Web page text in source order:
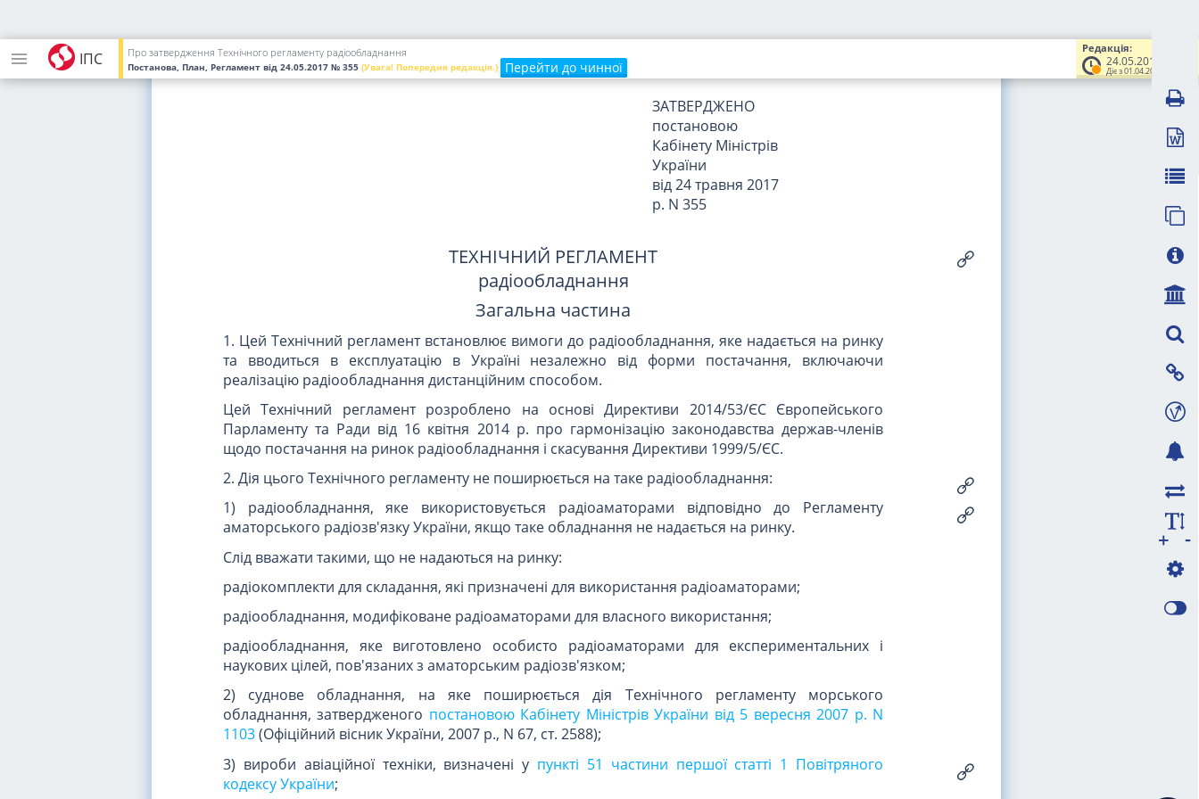
ІПС
Редакція:
24.05.2017
Діє з 01.04.2018
Про затвердження Технічного регламенту радіообладнання
Постанова, План, Регламент від 24.05.2017 № 355 (Увага! Попередня редакція.) Перейти до чинної
ЗАТВЕРДЖЕНО
постановою
Кабінету Міністрів
України
від 24 травня 2017
р. N 355
ТЕХНІЧНИЙ РЕГЛАМЕНТ
радіообладнання
Загальна частина
1. Цей Технічний регламент встановлює вимоги до радіообладнання, яке надається на ринку
та вводиться в експлуатацію в Україні незалежно від форми постачання, включаючи
реалізацію радіообладнання дистанційним способом.
Цей Технічний регламент розроблено на основі Директиви 2014/53/ЄС Європейського
Парламенту та Ради від 16 квітня 2014 р. про гармонізацію законодавства держав-членів
щодо постачання на ринок радіообладнання і скасування Директиви 1999/5/ЄС.
2. Дія цього Технічного регламенту не поширюється на таке радіообладнання:
1) радіообладнання, яке використовується радіоаматорами відповідно до Регламенту
аматорського радіозв'язку України, якщо таке обладнання не надається на ринку.
Слід вважати такими, що не надаються на ринку:
радіокомплекти для складання, які призначені для використання радіоаматорами;
радіообладнання, модифіковане радіоаматорами для власного використання;
радіообладнання, яке виготовлено особисто радіоаматорами для експериментальних і
наукових цілей, пов'язаних з аматорським радіозв'язком;
2) суднове обладнання, на яке поширюється дія Технічного регламенту морського
обладнання, затвердженого постановою Кабінету Міністрів України від 5 вересня 2007 р. N
1103(Офіційний вісник України, 2007 р., N 67, ст. 2588);
3) вироби авіаційної техніки, визначені у пункті 51 частини першої статті 1 Повітряного
кодексу України;
-
+